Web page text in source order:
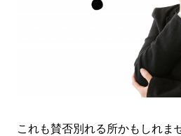
これも賛否別れる所かもしれま